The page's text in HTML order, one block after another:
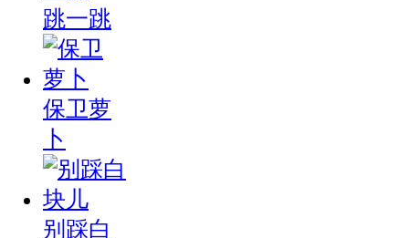
跳一跳
保卫萝
卜
别踩白